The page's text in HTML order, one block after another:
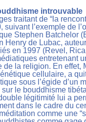
introuvable
traitant de “la
suivant l’exemple de
Stephen Batchelor
Henry de Lubac,
en 1997 (Revel,
entretenant
de la religion. En
cellulaire, a
sous l’égide d’un
le bouddhisme
légitimité lui a
dans le cadre du
comme une